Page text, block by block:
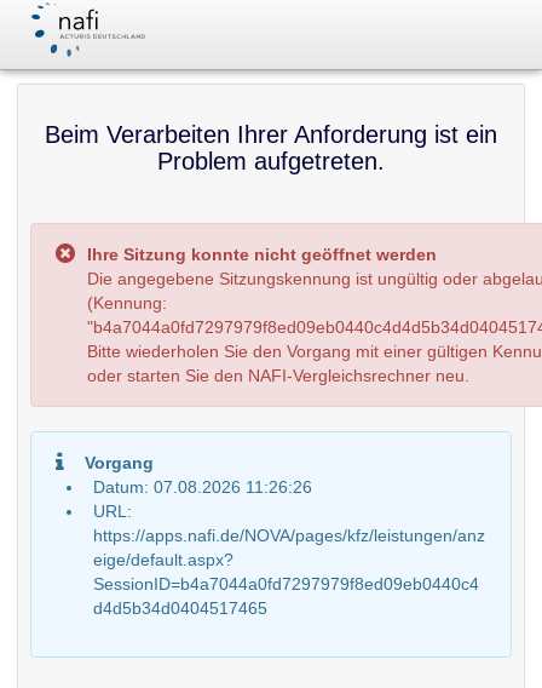
Beim Verarbeiten Ihrer Anforderung ist ein
Problem aufgetreten.
Ihre Sitzung konnte nicht geöffnet werden
Die angegebene Sitzungskennung ist ungültig oder
(Kennung:
Bitte wiederholen Sie den Vorgang mit einer gültigen
oder starten Sie den NAFI-Vergleichsrechner neu.
Vorgang
Datum: 07.08.2026 11:26:26
URL:
https://apps.nafi.de/NOVA/pages/kfz/leistungen/anz
eige/default.aspx?
SessionID=b4a7044a0fd7297979f8ed09eb0440c4
d4d5b34d0404517465